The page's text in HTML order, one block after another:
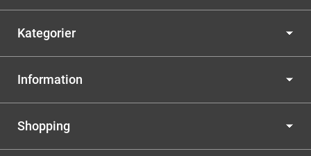
Kategorier
Information
Shopping